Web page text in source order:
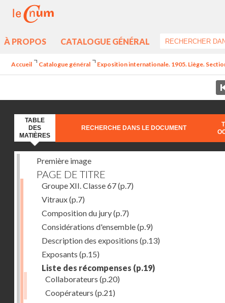
À PROPOS CATALOGUE GÉNÉRAL
Accueil Catalogue général Exposition internationale. 1905. Liège.
TABLE
DES
MATIÈRES
RECHERCHE DANS LE DOCUMENT
Première image
PAGE DE TITRE
Groupe XII. Classe 67(p.7)
Vitraux(p.7)
Composition du jury(p.7)
Considérations d'ensemble(p.9)
Description des expositions (p.13)
Exposants (p.15)
Liste des récompenses (p.19)
Collaborateurs (p.20)
Coopérateurs (p.21)